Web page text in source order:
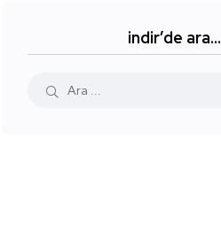
indir’de ara…